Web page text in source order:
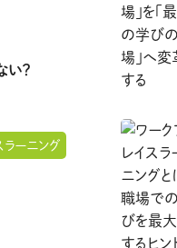
い？
ラーニング